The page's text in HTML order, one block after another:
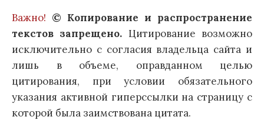
Важно! © Копирование и распространение
текстов запрещено. Цитирование возможно
исключительно с согласия владельца сайта и
лишь в объеме, оправданном целью
цитирования, при условии обязательного
указания активной гиперссылки на страницу с
которой была заимствована цитата.